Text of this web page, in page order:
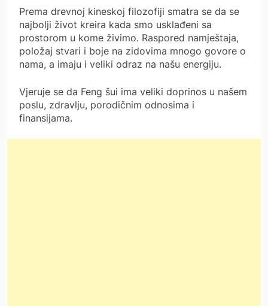
Prema drevnoj kineskoj filozofiji smatra se da se
najbolji život kreira kada smo usklađeni sa
prostorom u kome živimo. Raspored namještaja,
položaj stvari i boje na zidovima mnogo govore o
nama, a imaju i veliki odraz na našu energiju.
Vjeruje se da Feng šui ima veliki doprinos u našem
poslu, zdravlju, porodičnim odnosima i
finansijama.